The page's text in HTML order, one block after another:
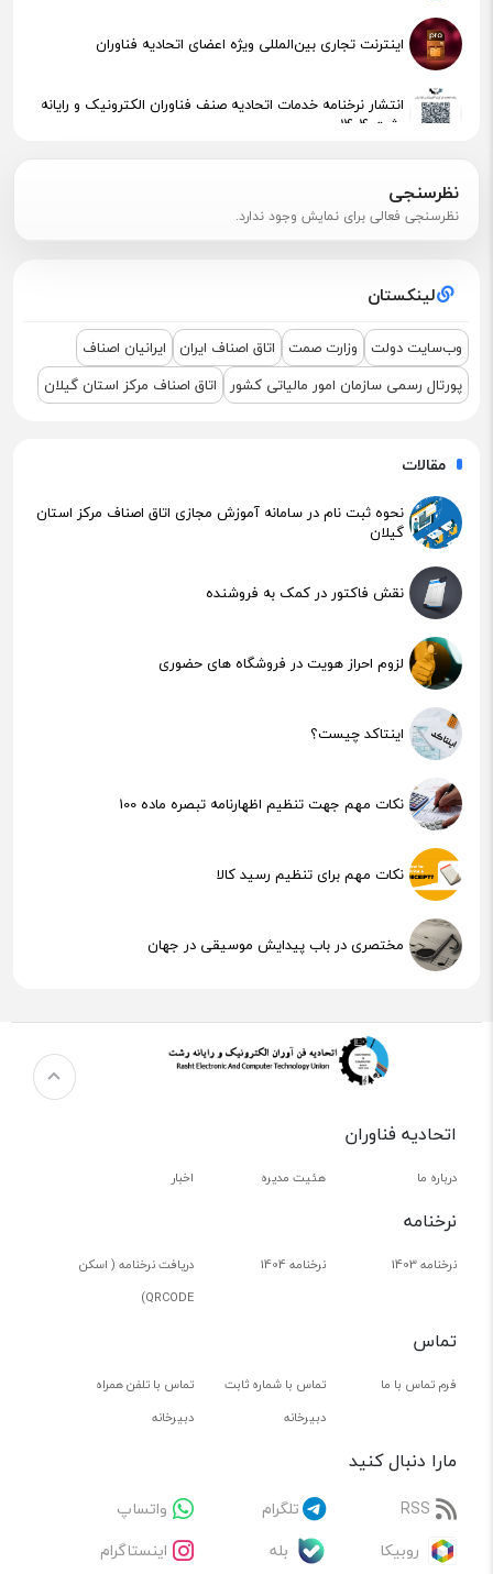
اینترنت تجاری بین‌المللی ویژه اعضای اتحادیه فناوران
انتشار نرخنامه خدمات اتحادیه صنف فناوران الکترونیک و رایانه
رشت 1404
نشست مشترک درباره نمایشگاه ETEX+IGF 2025
نظرسنجی
نظرسنجی فعالی برای نمایش وجود ندارد.
لینکستان
وب‌سایت دولت وزارت صمت اتاق اصناف ایران
ایرانیان اصناف
پورتال رسمی سازمان امور مالیاتی کشور
اتاق اصناف مرکز استان گیلان
مقالات
نحوه ثبت نام در سامانه آموزش مجازی اتاق اصناف مرکز استان
گیلان
نقش فاکتور در کمک به فروشنده
لزوم احراز هویت در فروشگاه های حضوری
اینتاکد چیست؟
نکات مهم جهت تنظیم اظهارنامه تبصره ماده 100
نکات مهم برای تنظیم رسید کالا
مختصری در باب پیدایش موسیقی در جهان
اتحادیه فناوران
درباره ما هئیت مدیره اخبار
نرخنامه
نرخنامه 1403 نرخنامه 1404
دریافت نرخنامه ( اسکن
QRCODE)
تماس
فرم تماس با ما
تماس با شماره ثابت
دبیرخانه
تماس با تلفن همراه
دبیرخانه
مارا دنبال کنید
RSS تلگرام
واتساپ
روبیکا
بله اینستاگرام